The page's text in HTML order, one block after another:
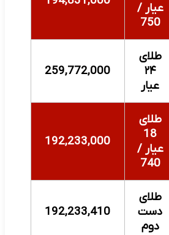
عیار /
750
طلای
۲۴
عیار
259,772,000
طلای
18
عیار /
740
192,233,000
طلای
دست
دوم
192,233,410